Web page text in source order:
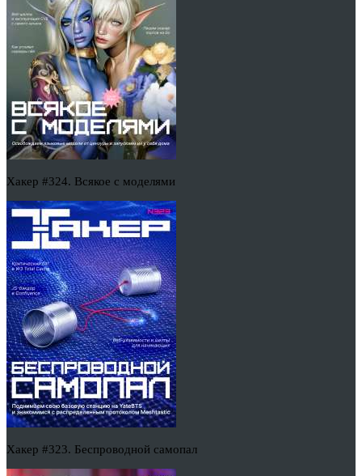
Хакер #324. Всякое с моделями
Хакер #323. Беспроводной самопал